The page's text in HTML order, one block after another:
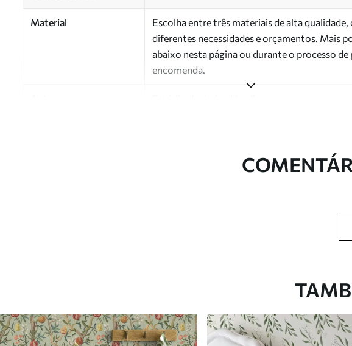
Material
Escolha entre três materiais de alta qualidade,
diferentes necessidades e orçamentos. Mais
abaixo nesta página ou durante o processo de
encomenda.
Disponível com revestimento de verniz e/ou
Pode ser limpo suavemente com uma
Materiais disponíveis